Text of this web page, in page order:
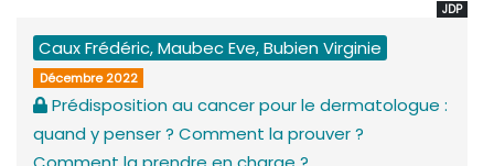
JDP
Caux Frédéric, Maubec Eve, Bubien Virginie
Décembre 2022
Prédisposition au cancer pour le dermatologue :
quand y penser ? Comment la prouver ?